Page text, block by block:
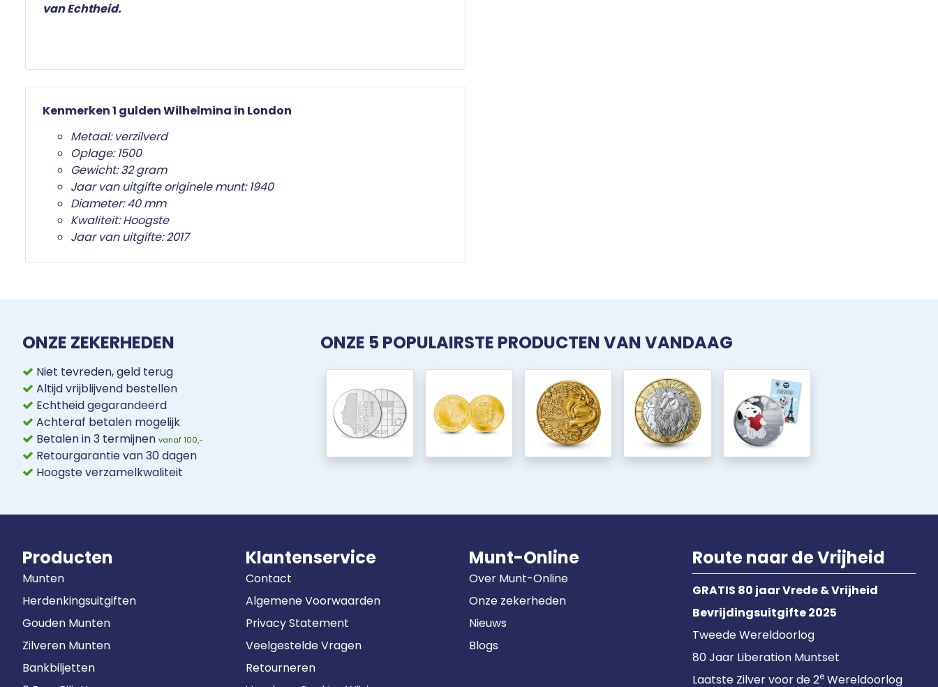
van Echtheid.
Kenmerken 1 gulden Wilhelmina in London
Metaal: verzilverd
Oplage: 1500
Gewicht: 32 gram
Jaar van uitgifte originele munt: 1940
Diameter: 40 mm
Kwaliteit: Hoogste
Jaar van uitgifte: 2017
ONZE ZEKERHEDEN
Niet tevreden, geld terug
Altijd vrijblijvend bestellen
Echtheid gegarandeerd
Achteraf betalen mogelijk
Betalen in 3 termijnen vanaf 100,-
Retourgarantie van 30 dagen
Hoogste verzamelkwaliteit
ONZE 5 POPULAIRSTE PRODUCTEN VAN VANDAAG
Producten
Munten
Herdenkingsuitgiften
Gouden Munten
Zilveren Munten
Bankbiljetten
Klantenservice
Contact
Algemene Voorwaarden
Privacy Statement
Veelgestelde Vragen
Retourneren
Munt-Online
Over Munt-Online
Onze zekerheden
Nieuws
Blogs
Route naar de Vrijheid
GRATIS 80 jaar Vrede & Vrijheid
Bevrijdingsuitgifte 2025
Tweede Wereldoorlog
80 Jaar Liberation Muntset
Laatste Zilver voor de 2e Wereldoorlog